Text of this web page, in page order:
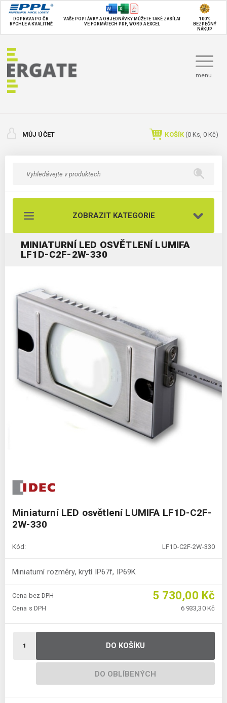
DOPRAVA PO ČR
RYCHLE A KVALITNĚ
VAŠE POPTÁVKY A OBJEDNÁVKY MŮŽETE TAKÉ ZASÍLAT
VE FORMÁTECH PDF, WORD A EXCEL
100%
BEZPEČNÝ
NÁKUP
menu
MŮJ ÚČET KOŠÍK (0 Ks, 0 Kč)
ZOBRAZIT KATEGORIE
MINIATURNÍ LED OSVĚTLENÍ LUMIFA
LF1D-C2F-2W-330
Miniaturní LED osvětlení LUMIFA LF1D-C2F-
2W-330
Kód: LF1D-C2F-2W-330
Miniaturní rozměry, krytí IP67f, IP69K
Cena bez DPH 5 730,00 Kč
Cena s DPH 6 933,30 Kč
DO KOŠÍKU
DO OBLÍBENÝCH